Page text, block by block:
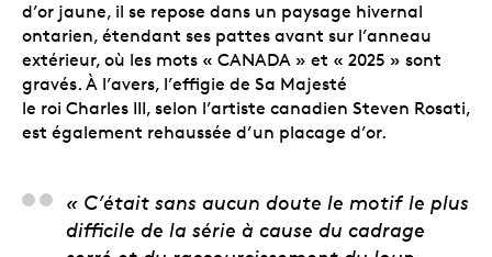
d’or jaune, il se repose dans un paysage hivernal
ontarien, étendant ses pattes avant sur l’anneau
extérieur, où les mots « CANADA » et « 2025 » sont
gravés. À l’avers, l’effigie de Sa Majesté
le roi Charles III, selon l’artiste canadien Steven Rosati,
est également rehaussée d’un placage d’or.
Eric Boyer, graveur
« C’était sans aucun doute le motif le plus
difficile de la série à cause du cadrage